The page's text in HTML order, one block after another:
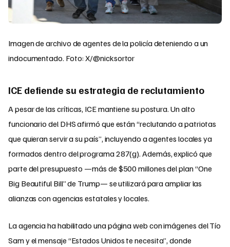
Imagen de archivo de agentes de la policía deteniendo a un
indocumentado. Foto: X/@nicksortor
ICE defiende su estrategia de reclutamiento
A pesar de las críticas, ICE mantiene su postura. Un alto
funcionario del DHS afirmó que están “reclutando a patriotas
que quieran servir a su país”, incluyendo a agentes locales ya
formados dentro del programa 287(g). Además, explicó que
parte del presupuesto —más de $500 millones del plan “One
Big Beautiful Bill” de Trump— se utilizará para ampliar las
alianzas con agencias estatales y locales.
La agencia ha habilitado una página web con imágenes del Tío
Sam y el mensaje “Estados Unidos te necesita”, donde